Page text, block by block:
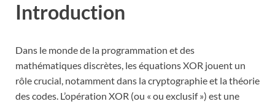
Introduction
Dans le monde de la programmation et des
mathématiques discrètes, les équations XOR jouent un
rôle crucial, notamment dans la cryptographie et la théorie
des codes. L’opération XOR (ou « ou exclusif ») est une